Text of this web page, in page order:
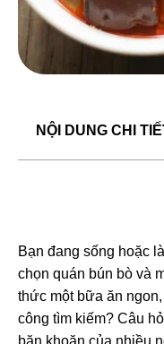
NỘI DUNG CHI
Bạn đang sống hoặc
chọn quán bún bò và
thức một bữa ăn
công tìm kiếm? Câu
băn khoăn của nhiều